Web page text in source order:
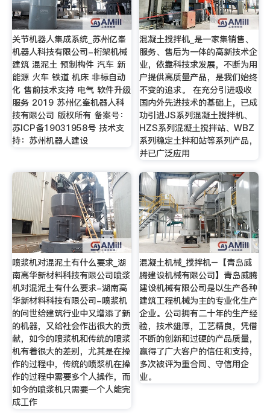
关节机器人集成系统_苏州亿峯
机器人科技有限公司-桁架机械
建筑 混泥土 预制构件 汽车 新
能源 火车 铁道 机床 非标自动
化 售前技术支持 电气 软件升级
服务 2019 苏州亿峯机器人科
技有限公司 版权所有 备案号：
苏ICP备19031958号 技术支
持：苏州机器人建设
混凝土搅拌机_是一家集销售、
服务、售后为一体的高新技术企
业，依靠科技求发展，不断为用
户提供高质量产品，是我们始终
不变的追求。 在充分引进吸收
国内外先进技术的基础上，已成
功引进JS系列混凝土搅拌机、
HZS系列混凝土搅拌站、WBZ
系列稳定土拌和站等系列产品，
并已广泛应用
喷浆机对混泥土有什么要求_湖
南高华新材料科技有限公司喷浆
机对混泥土有什么要求-湖南高
华新材料科技有限公司-喷浆机
的问世给建筑行业中又增添了新
的机器，又给社会作出很大的贡
献，如今的喷浆机和传统的喷浆
机有着很大的差别，尤其是在操
作的过程中，传统的喷浆机在操
作的过程中需要多个人操作，而
如今的喷浆机只需要一个人能完
成工作
混凝土机械_搅拌机–【青岛威
腾建设机械有限公司】青岛威腾
建设机械有限公司是以生产各种
建筑工程机械为主的专业化生产
企业。公司拥有二十年的生产经
验，技术雄厚，工艺精良，凭借
不断的创新和过硬的产品质量，
赢得了广大客户的信任和支持，
多次被评为重合同、守信用企
业。